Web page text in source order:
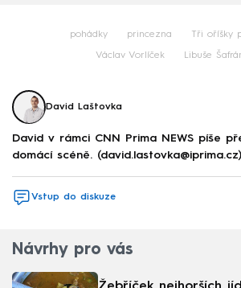
pohádky princezna Tři oříšky
Václav Vorlíček Libuše
David Laštovka
David v rámci CNN Prima NEWS píše
domácí scéně. (david.lastovka@iprima.cz)
Vstup do diskuze
Návrhy pro vás